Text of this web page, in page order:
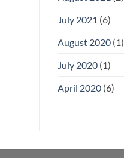
July 2021 (6)
August 2020(1)
July 2020(1)
April 2020(6)